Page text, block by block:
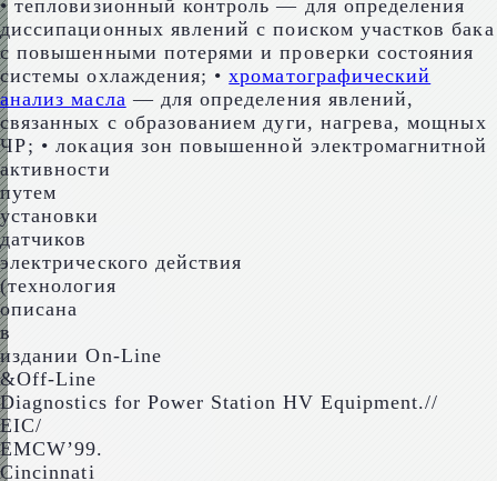
• тепловизионный контроль — для определения
диссипационных явлений с поиском участков бака
с повышенными потерями и проверки состояния
системы охлаждения; •хроматографический
анализ масла — для определения явлений,
связанных с образованием дуги, нагрева, мощных
ЧР; • локация зон повышенной электромагнитной
активности
путем
установки
датчиков
электрического действия
(технология
описана
в
издании On-Line
&Off-Line
Diagnostics for Power Station HV Equipment.//
EIC/
EMCW’99.
Cincinnati